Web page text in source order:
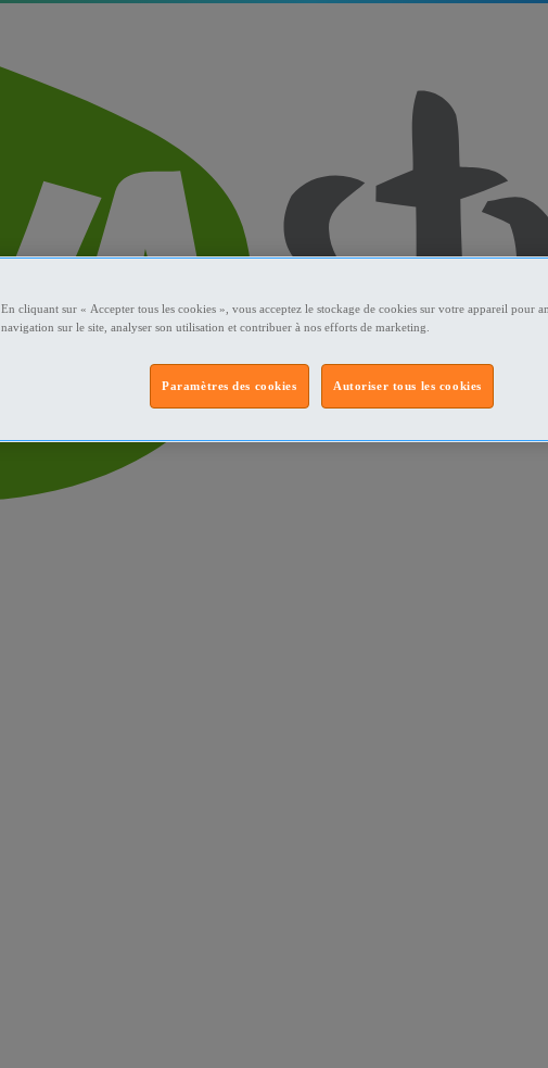
En cliquant sur « Accepter tous les cookies », vous acceptez le stockage de cookies sur votre appareil pour
navigation sur le site, analyser son utilisation et contribuer à nos efforts de marketing.
Autoriser tous les cookies
Paramètres des cookies